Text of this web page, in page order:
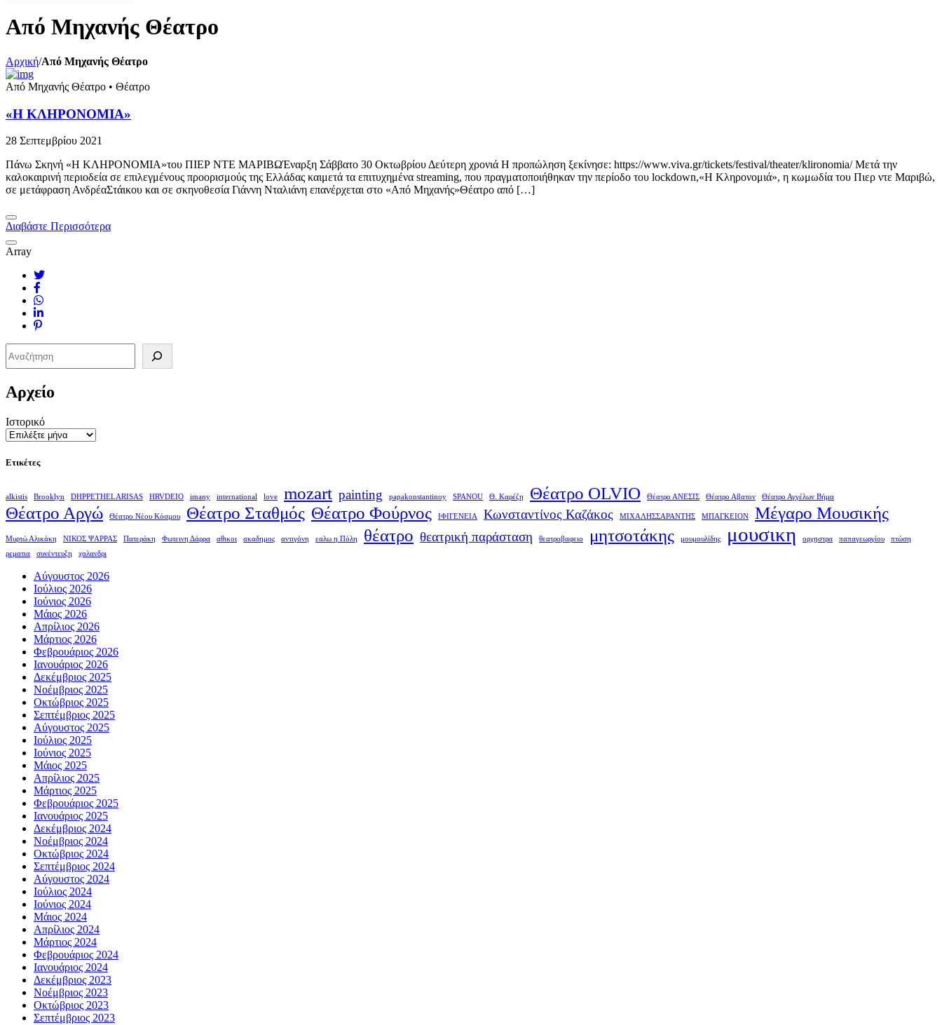
Από Μηχανής Θέατρο
Αρχική/Από Μηχανής Θέατρο
Από Μηχανής Θέατρο • Θέατρο
«Η ΚΛΗΡΟΝΟΜΙΑ»
28 Σεπτεμβρίου 2021
Πάνω Σκηνή «Η ΚΛΗΡΟΝΟΜΙΑ»του ΠΙΕΡ ΝΤΕ ΜΑΡΙΒΩΈναρξη Σάββατο 30 Οκτωβρίου Δεύτερη χρονιά Η προπώληση ξεκίνησε: https://www.viva.gr/tickets/festival/theater/klironomia/ Μετά την
καλοκαιρινή περιοδεία σε επιλεγμένους προορισμούς της Ελλάδας καιμετά τα επιτυχημένα streaming, που πραγματοποιήθηκαν την περίοδο του lockdown,«Η Κληρονομιά», η κωμωδία του Πιερ ντε Μαριβώ,
σε μετάφραση ΑνδρέαΣτάικου και σε σκηνοθεσία Γιάννη Νταλιάνη επανέρχεται στο «Από Μηχανής»Θέατρο από […]
Διαβάστε Περισσότερα
Array
Αρχείο
Ιστορικό
Ετικέτες
alkistis Brooklyn DHPPETHELARISAS HRVDEIO imany international love mozart painting papakonstantinoy SPANOU Θ. Καρέζη Θέατρο OLVIO Θέατρο ΑΝΕΣΙΣ Θέατρο Αβατον Θέατρο Αγγέλων Βήμα
Θέατρο Αργώ Θέατρο Νέου Κόσμου Θέατρο Σταθμός Θέατρο Φούρνος ΙΦΙΓΕΝΕΙΑ Κωνσταντίνος Καζάκος ΜΙΧΑΛΗΣΣΑΡΑΝΤΗΣ ΜΠΑΓΚΕΙΟΝ Μέγαρο Μουσικής
Μυρτώ Αλικάκη ΝΙΚΟΣ ΨΑΡΡΑΣ Πατεράκη Φωτεινη Δάρρα αθικοι ακαδημος αντιγόνη εαλω η Πόλη θέατρο θεατρική παράσταση θεατροβαφειο μητσοτάκης μουμουλίδης μουσικη ορχηστρα παπαγεωργίου
πτώση
ρεματια
συνέντευξη χαλανδρι
Αύγουστος 2026
Ιούλιος 2026
Ιούνιος 2026
Μάιος 2026
Απρίλιος 2026
Μάρτιος 2026
Φεβρουάριος 2026
Ιανουάριος 2026
Δεκέμβριος 2025
Νοέμβριος 2025
Οκτώβριος 2025
Σεπτέμβριος 2025
Αύγουστος 2025
Ιούλιος 2025
Ιούνιος 2025
Μάιος 2025
Απρίλιος 2025
Μάρτιος 2025
Φεβρουάριος 2025
Ιανουάριος 2025
Δεκέμβριος 2024
Νοέμβριος 2024
Οκτώβριος 2024
Σεπτέμβριος 2024
Αύγουστος 2024
Ιούλιος 2024
Ιούνιος 2024
Μάιος 2024
Απρίλιος 2024
Μάρτιος 2024
Φεβρουάριος 2024
Ιανουάριος 2024
Δεκέμβριος 2023
Νοέμβριος 2023
Οκτώβριος 2023
Σεπτέμβριος 2023